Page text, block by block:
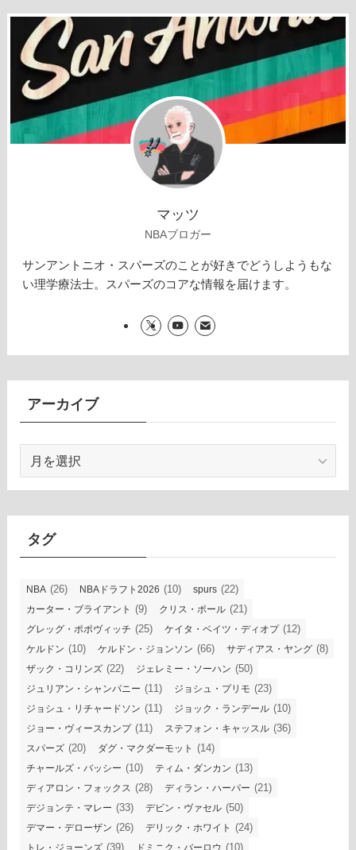
マッツ
NBAブロガー
サンアントニオ・スパーズのことが好きでどうしようもな
い理学療法士。スパーズのコアな情報を届けます。
アーカイブ
カ
イ
タグ
NBA (26) NBAドラフト2026 (10) spurs (22)
カーター・ブライアント (9) クリス・ポール (21)
グレッグ・ポポヴィッチ (25) ケイタ・ベイツ・ディオプ(12)
ケルドン (10) ケルドン・ジョンソン (66) サディアス・ヤング (8)
ザック・コリンズ (22) ジェレミー・ソーハン (50)
ジュリアン・シャンパニー (11) ジョシュ・プリモ (23)
ジョシュ・リチャードソン (11) ジョック・ランデール (10)
ジョー・ヴィースカンプ(11) ステフォン・キャッスル (36)
スパーズ (20) ダグ・マクダーモット (14)
チャールズ・バッシー (10) ティム・ダンカン (13)
ディアロン・フォックス (28) ディラン・ハーパー (21)
デジョンテ・マレー (33) デビン・ヴァセル (50)
デマー・デローザン (26) デリック・ホワイト (24)
トレ・ジョーンズ (39) ドミニク・バーロウ (10)